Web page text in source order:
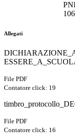
Allegati
File PDF
Contatore click: 19
File PDF
Contatore click: 16